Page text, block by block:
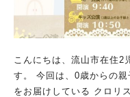
こんにちは、流山市在住
す。 今回は、0歳からの親子を対象としたクラシックコンサート
をお届けしている クロリス・ミュージックさんのコンサートの